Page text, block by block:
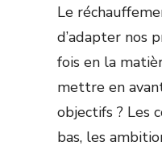
Le
d’adapter nos
fois en la
mettre en
objectifs ? Les
bas, les